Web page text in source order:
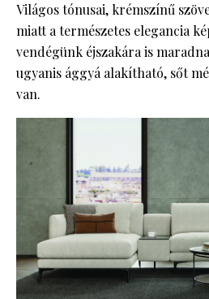
Világos tónusai, krémszínű
miatt a természetes elegancia
vendégünk éjszakára is
ugyanis ággyá alakítható, sőt
van.